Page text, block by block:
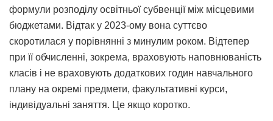
формули розподілу освітньої субвенції між місцевими
бюджетами. Відтак у 2023-ому вона суттєво
скоротилася у порівнянні з минулим роком. Відтепер
при її обчисленні, зокрема, враховують наповнюваність
класів і не враховують додаткових годин навчального
плану на окремі предмети, факультативні курси,
індивідуальні заняття. Це якщо коротко.